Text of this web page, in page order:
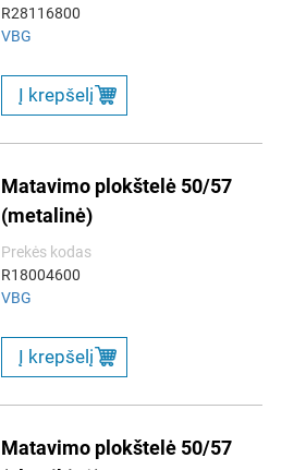
R28116800
VBG
Į krepšelį
Matavimo plokštelė 50/57
(metalinė)
Prekės kodas
R18004600
VBG
Į krepšelį
Matavimo plokštelė 50/57